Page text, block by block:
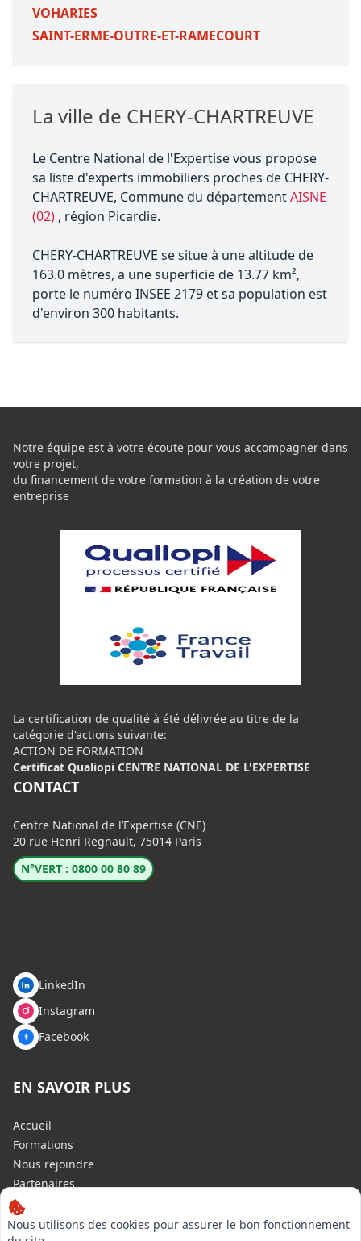
VOHARIES
SAINT-ERME-OUTRE-ET-RAMECOURT
La ville de CHERY-CHARTREUVE
Le Centre National de l'Expertise vous propose
sa liste d'experts immobiliers proches de CHERY-
CHARTREUVE, Commune du départementAISNE
(02) , région Picardie.
CHERY-CHARTREUVE se situe à une altitude de
163.0 mètres, a une superficie de 13.77 km²,
porte le numéro INSEE 2179 et sa population est
d'environ 300 habitants.
Nous utilisons des cookies pour assurer le bon fonctionnement
Notre équipe est à votre écoute pour vous accompagner dans
votre projet,
du financement de votre formation à la création de votre
entreprise
La certification de qualité à été délivrée au titre de la
catégorie d'actions suivante:
ACTION DE FORMATION
Certificat Qualiopi CENTRE NATIONAL DE L'EXPERTISE
CONTACT
Centre National de l’Expertise (CNE)
20 rue Henri Regnault, 75014 Paris
N°VERT : 0800 00 80 89
LinkedIn
Instagram
Facebook
EN SAVOIR PLUS
Accueil
Formations
Nous rejoindre
Partenaires
Autres missions
Le C.N.E.